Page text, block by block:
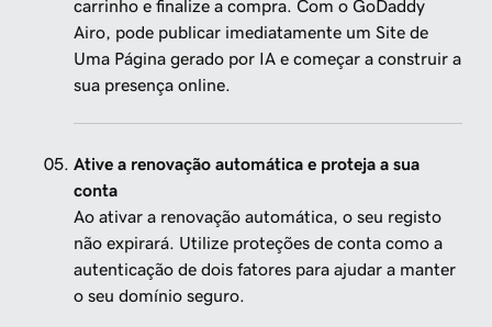
carrinho e finalize a compra. Com o GoDaddy
Airo, pode publicar imediatamente um Site de
Uma Página gerado por IA e começar a construir a
sua presença online.
Ative a renovação automática e proteja a sua
conta
Ao ativar a renovação automática, o seu registo
não expirará. Utilize proteções de conta como a
autenticação de dois fatores para ajudar a manter
o seu domínio seguro.